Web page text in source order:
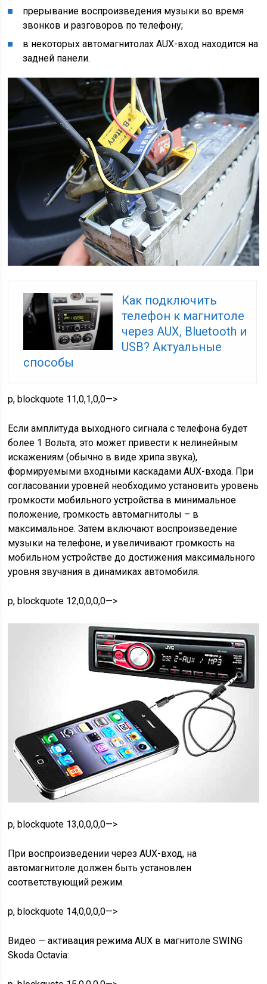
прерывание воспроизведения музыки во время
звонков и разговоров по телефону;
в некоторых автомагнитолах AUX-вход находится на
задней панели.
Как подключить
телефон к магнитоле
через AUX, Bluetooth и
USB? Актуальные
способы
p, blockquote 11,0,1,0,0—>
Если амплитуда выходного сигнала с телефона будет
более 1 Вольта, это может привести к нелинейным
искажениям (обычно в виде хрипа звука),
формируемыми входными каскадами AUX-входа. При
согласовании уровней необходимо установить уровень
громкости мобильного устройства в минимальное
положение, громкость автомагнитолы – в
максимальное. Затем включают воспроизведение
музыки на телефоне, и увеличивают громкость на
мобильном устройстве до достижения максимального
уровня звучания в динамиках автомобиля.
p, blockquote 12,0,0,0,0—>
p, blockquote 13,0,0,0,0—>
При воспроизведении через AUX-вход, на
автомагнитоле должен быть установлен
соответствующий режим.
p, blockquote 14,0,0,0,0—>
Видео — активация режима AUX в магнитоле SWING
Skoda Octavia: